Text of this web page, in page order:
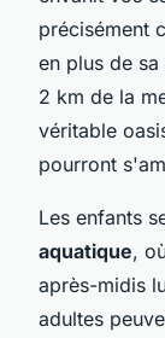
précisément
en plus de
2 km de la
véritable
pourront
Les enfants
aquatique,
après-midis
adultes